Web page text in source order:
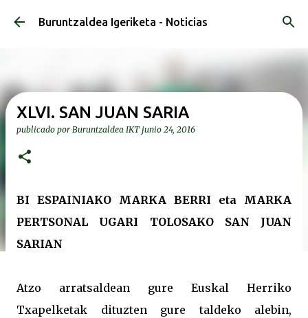
Ir al contenido principal
Buruntzaldea Igeriketa - Noticias
XLVI. SAN JUAN SARIA
publicado por Buruntzaldea IKT junio 24, 2016
BI ESPAINIAKO MARKA BERRI eta MARKA
PERTSONAL UGARI TOLOSAKO SAN JUAN
SARIAN
Atzo arratsaldean gure Euskal Herriko
Txapelketak dituzten gure taldeko alebin,